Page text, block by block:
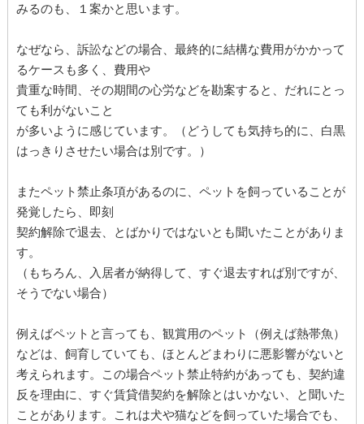
みるのも、１案かと思います。
なぜなら、訴訟などの場合、最終的に結構な費用がかかって
るケースも多く、費用や
貴重な時間、その期間の心労などを勘案すると、だれにとっ
ても利がないこと
が多いように感じています。（どうしても気持ち的に、白黒
はっきりさせたい場合は別です。）
またペット禁止条項があるのに、ペットを飼っていることが
発覚したら、即刻
契約解除で退去、とばかりではないとも聞いたことがありま
す。
（もちろん、入居者が納得して、すぐ退去すれば別ですが、
そうでない場合）
例えばペットと言っても、観賞用のペット（例えば熱帯魚）
などは、飼育していても、ほとんどまわりに悪影響がないと
考えられます。この場合ペット禁止特約があっても、契約違
反を理由に、すぐ賃貸借契約を解除とはいかない、と聞いた
ことがあります。これは犬や猫などを飼っていた場合でも、